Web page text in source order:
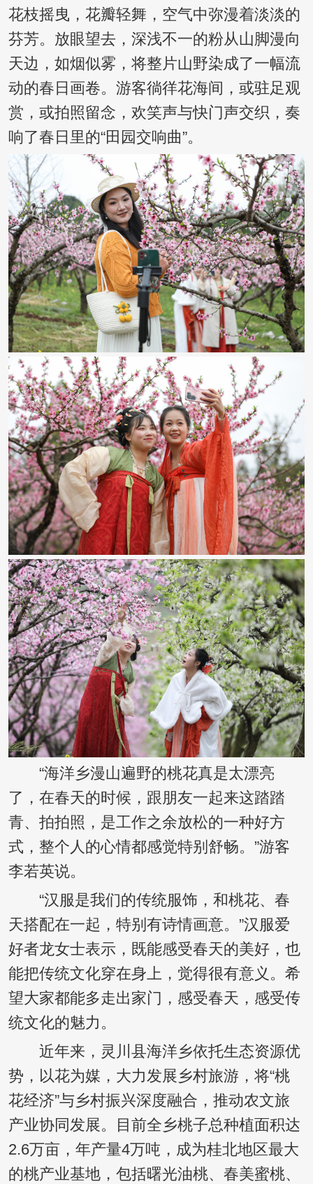
花枝摇曳，花瓣轻舞，空气中弥漫着淡淡的
芬芳。放眼望去，深浅不一的粉从山脚漫向
天边，如烟似雾，将整片山野染成了一幅流
动的春日画卷。游客徜徉花海间，或驻足观
赏，或拍照留念，欢笑声与快门声交织，奏
响了春日里的“田园交响曲”。
“海洋乡漫山遍野的桃花真是太漂亮
了，在春天的时候，跟朋友一起来这踏踏
青、拍拍照，是工作之余放松的一种好方
式，整个人的心情都感觉特别舒畅。”游客
李若英说。
“汉服是我们的传统服饰，和桃花、春
天搭配在一起，特别有诗情画意。”汉服爱
好者龙女士表示，既能感受春天的美好，也
能把传统文化穿在身上，觉得很有意义。希
望大家都能多走出家门，感受春天，感受传
统文化的魅力。
近年来，灵川县海洋乡依托生态资源优
势，以花为媒，大力发展乡村旅游，将“桃
花经济”与乡村振兴深度融合，推动农文旅
产业协同发展。目前全乡桃子总种植面积达
2.6万亩，年产量4万吨，成为桂北地区最大
的桃产业基地，包括曙光油桃、春美蜜桃、